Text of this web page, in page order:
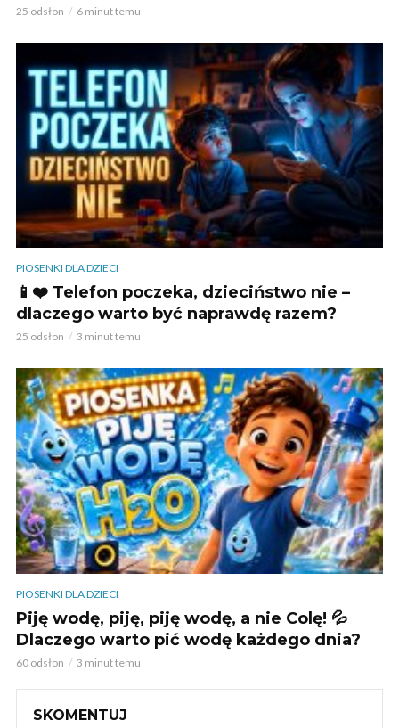
25 odsłon 6 minut temu
PIOSENKI DLA DZIECI
📱❤️ Telefon poczeka, dzieciństwo nie –
dlaczego warto być naprawdę razem?
25 odsłon 3 minut temu
PIOSENKI DLA DZIECI
Piję wodę, piję, piję wodę, a nie Colę! 💦
Dlaczego warto pić wodę każdego dnia?
60 odsłon 3 minut temu
SKOMENTUJ